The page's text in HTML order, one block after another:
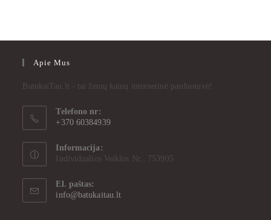
Apie Mus
BatukaiTau.lt - tai žemų kainų internetinė parduotuvė!
Telefono nr:
+370 60384939
Informacija:
Individualios Veiklos Nr.: 753905
El. paštas:
info@batukaitau.lt